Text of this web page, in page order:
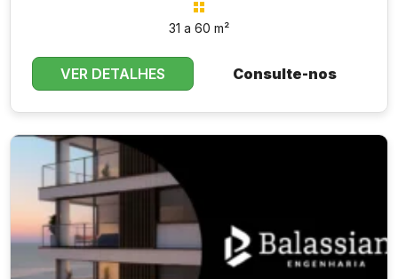
31 a 60 m²
VER DETALHES Consulte-nos